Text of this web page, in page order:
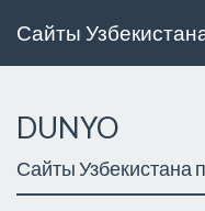
Сайты
DUNYO
Сайты Узбекистана